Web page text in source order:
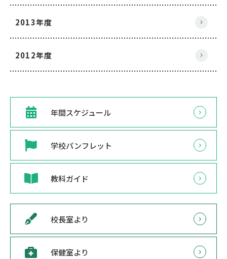
2013年度
2012年度
年間スケジュール
学校パンフレット
教科ガイド
校長室より
保健室より